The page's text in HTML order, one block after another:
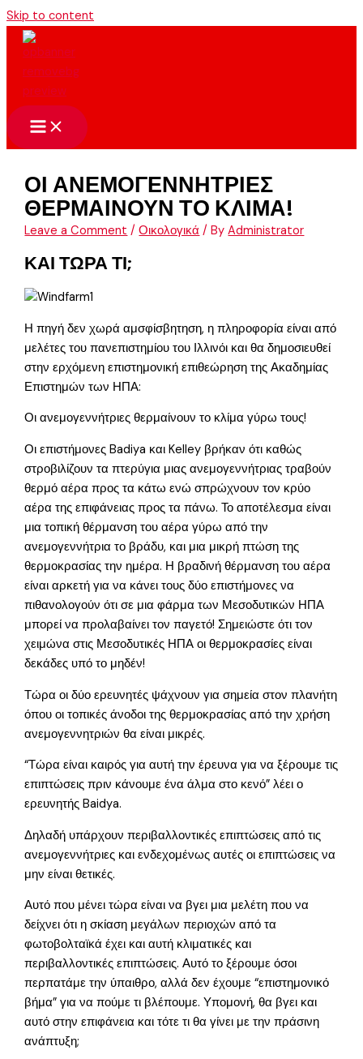
Skip to content
ΟΙ ΑΝΕΜΟΓΕΝΝΗΤΡΙΕΣ
ΘΕΡΜΑΙΝΟΥΝ ΤΟ ΚΛΙΜΑ!
Leave a Comment /Οικολογικά / ByAdministrator
ΚΑΙ ΤΩΡΑ ΤΙ;
Η πηγή δεν χωρά αμσφίσβητηση, η πληροφορία είναι από
μελέτες του πανεπιστημίου του Ιλλινόι και θα δημοσιευθεί
στην ερχόμενη επιστημονική επιθεώρηση της Ακαδημίας
Επιστημών των ΗΠΑ:
Οι ανεμογεννήτριες θερμαίνουν το κλίμα γύρω τους!
Οι επιστήμονες Badiya και Kelley βρήκαν ότι καθώς
στροβιλίζουν τα πτερύγια μιας ανεμογεννήτριας τραβούν
θερμό αέρα προς τα κάτω ενώ σπρώχνουν τον κρύο
αέρα της επιφάνειας προς τα πάνω. Το αποτέλεσμα είναι
μια τοπική θέρμανση του αέρα γύρω από την
ανεμογεννήτρια το βράδυ, και μια μικρή πτώση της
θερμοκρασίας την ημέρα. Η βραδινή θέρμανση του αέρα
είναι αρκετή για να κάνει τους δύο επιστήμονες να
πιθανολογούν ότι σε μια φάρμα των Μεσοδυτικών ΗΠΑ
μπορεί να προλαβαίνει τον παγετό! Σημειώστε ότι τον
χειμώνα στις Μεσοδυτικές ΗΠΑ οι θερμοκρασίες είναι
δεκάδες υπό το μηδέν!
Τώρα οι δύο ερευνητές ψάχνουν για σημεία στον πλανήτη
όπου οι τοπικές άνοδοι της θερμοκρασίας από την χρήση
ανεμογεννητριών θα είναι μικρές.
“Τώρα είναι καιρός για αυτή την έρευνα για να ξέρουμε τις
επιπτώσεις πριν κάνουμε ένα άλμα στο κενό” λέει ο
ερευνητής Baidya.
Δηλαδή υπάρχουν περιβαλλοντικές επιπτώσεις από τις
ανεμογεννήτριες και ενδεχομένως αυτές οι επιπτώσεις να
μην είναι θετικές.
Αυτό που μένει τώρα είναι να βγει μια μελέτη που να
δείχνει ότι η σκίαση μεγάλων περιοχών από τα
φωτοβολταϊκά έχει και αυτή κλιματικές και
περιβαλλοντικές επιπτώσεις. Αυτό το ξέρουμε όσοι
περπατάμε την ύπαιθρο, αλλά δεν έχουμε “επιστημονικό
βήμα” για να πούμε τι βλέπουμε. Υπομονή, θα βγει και
αυτό στην επιφάνεια και τότε τι θα γίνει με την πράσινη
ανάπτυξη;